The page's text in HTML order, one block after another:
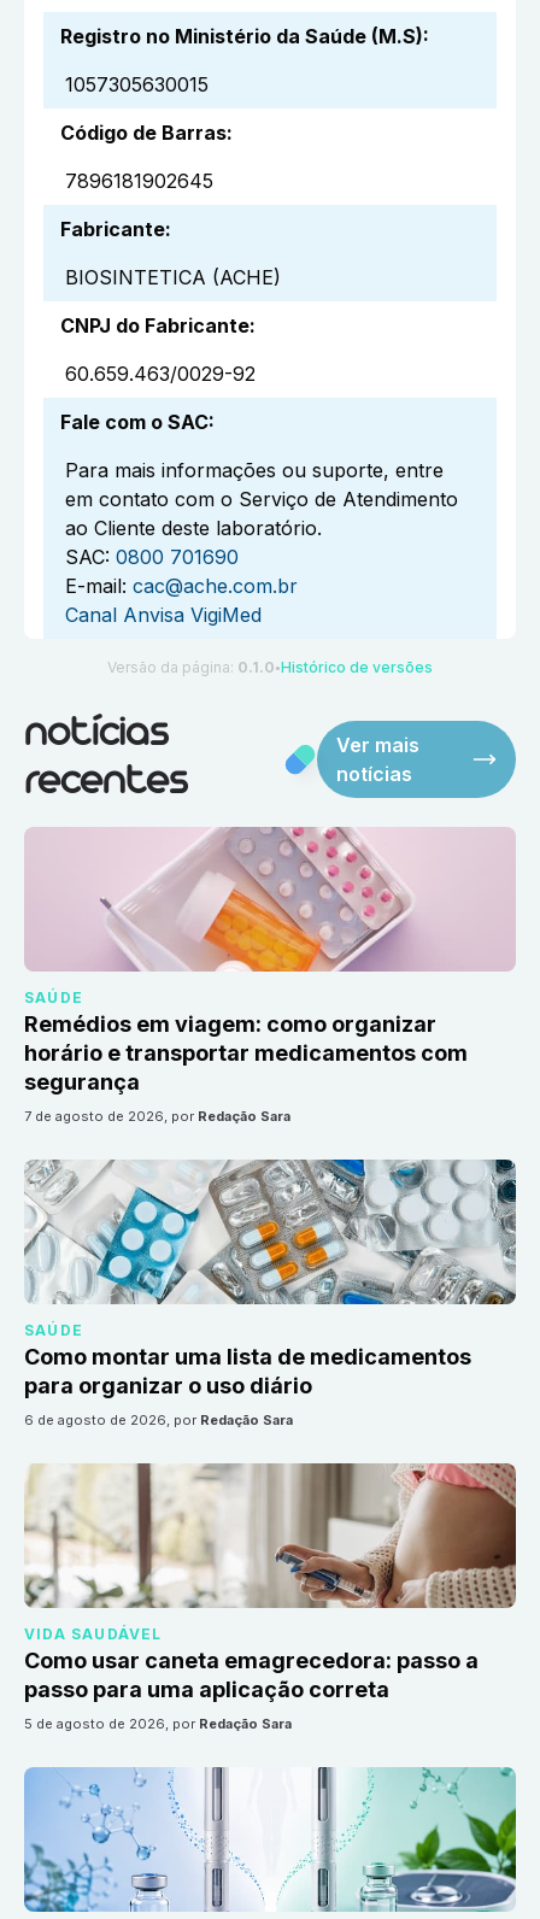
Registro no Ministério da Saúde (M.S):
1057305630015
Código de Barras:
7896181902645
Fabricante:
BIOSINTETICA (ACHE)
CNPJ do Fabricante:
60.659.463/0029-92
Fale com o SAC:
Para mais informações ou suporte, entre
em contato com o Serviço de Atendimento
ao Cliente deste laboratório.
SAC: 0800 701690
E-mail: cac@ache.com.br
Canal Anvisa VigiMed
Versão da página: 0.1.0 ●Histórico de versões
notícias
recentes
Ver mais
notícias
SAÚDE
Remédios em viagem: como organizar
horário e transportar medicamentos com
segurança
7 de agosto de 2026, por Redação Sara
SAÚDE
Como montar uma lista de medicamentos
para organizar o uso diário
6 de agosto de 2026, por Redação Sara
VIDA SAUDÁVEL
Como usar caneta emagrecedora: passo a
passo para uma aplicação correta
5 de agosto de 2026, por Redação Sara